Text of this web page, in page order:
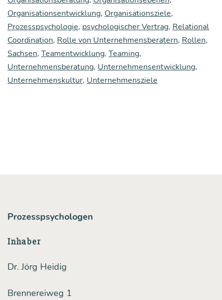
Hilf­
rei­
che
Fra­
ge-
Organisationsentwicklung, Organisationsziele,
Prozesspsychologie, psychologischer Vertrag, Relational
Coordination, Rolle von Unternehmensberatern, Rollen,
Sachsen, Teamentwicklung, Teaming,
Unternehmensberatung, Unternehmensentwicklung,
Unternehmenskultur, Unternehmensziele
Prozesspsychologen
Inhaber
Dr. Jörg Heidig
Brennereiweg 1